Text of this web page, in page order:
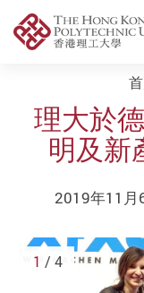
Start main content
理大於
明及新
2019年11月
1 / 4